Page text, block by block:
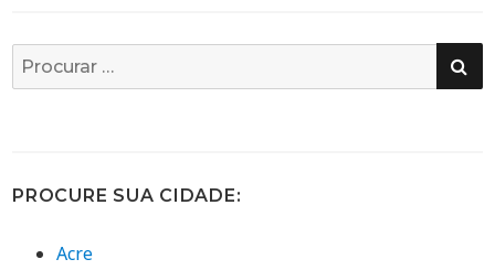
Busca
por:
PROCURE SUA CIDADE:
Acre